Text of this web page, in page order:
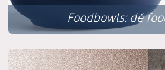
Foodbowls: dé